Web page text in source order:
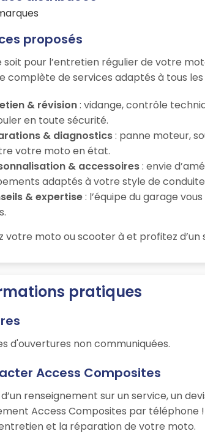
proposés
soit pour l’entretien régulier de votre
complète de services adaptés à tous
& révision: vidange, contrôle
en toute sécurité.
& diagnostics: panne moteur,
votre moto en état.
& accessoires: envie
adaptés à votre style de
& expertise: l’équipe du garage
votre moto ou scooter àet profitez d’un
pratiques
d'ouvertures non communiquées.
Access Composites
d’un renseignement sur un service, un
Access Composites par téléphone
et la réparation de votre moto.